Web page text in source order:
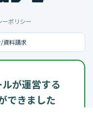
ーポリシー
資料請求
が運営する
できました